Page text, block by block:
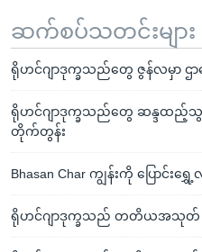
ဆက်စပ်သတင်းများ
ရိုဟင်ဂျာဒုက္ခသည်တွေ ဇွန်လမှာ ဌာန
ရိုဟင်ဂျာဒုက္ခသည်တွေ ဆန္ဒထည့်သွင်
တိုက်တွန်း
Bhasan Char ကျွန်းကို ပြောင်
ရိုဟင်ဂျာဒုက္ခသည် တတိယအသုတ်